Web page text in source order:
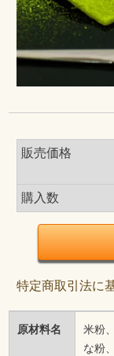
販売価格
購入数
特定商取引法に
原材料名
米粉
な粉